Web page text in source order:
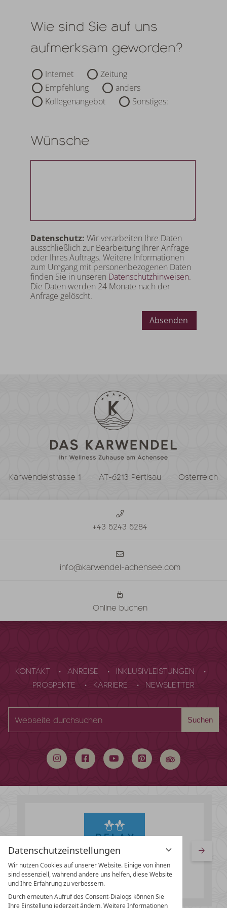
Datenschutzeinstellungen
Wir nutzen Cookies auf unserer Website. Einige von ihnen
sind essenziell, während andere uns helfen, diese Website
und Ihre Erfahrung zu verbessern.
Durch erneuten Aufruf des Consent-Dialogs können Sie
Ihre Einstellung jederzeit ändern. Weitere Informationen
Wie sind Sie auf uns
aufmerksam geworden?
Internet
Zeitung
Empfehlung
anders
Kollegenangebot
Sonstiges:
Wünsche
Datenschutz:Wir verarbeiten Ihre Daten
ausschließlich zur Bearbeitung Ihrer Anfrage
oder Ihres Auftrags. Weitere Informationen
zum Umgang mit personenbezogenen Daten
finden Sie in unseren Datenschutzhinweisen.
Die Daten werden 24 Monate nach der
Anfrage gelöscht.
Absenden
Karwendelstrasse 1 AT-6213 Pertisau Österreich
+43 5243 5284
info@karwendel-achensee.com
Online buchen
KONTAKT ANREISE
INKLUSIVLEISTUNGEN
PROSPEKTE
KARRIERE NEWSLETTER
durchsuchen
Suchen